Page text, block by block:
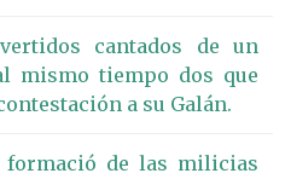
cantados de un
mismo tiempo dos que
a su Galán.
formació de las milicias